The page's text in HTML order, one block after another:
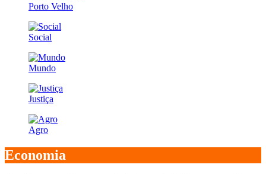
Porto Velho
Social
Mundo
Justiça
Agro
Economia